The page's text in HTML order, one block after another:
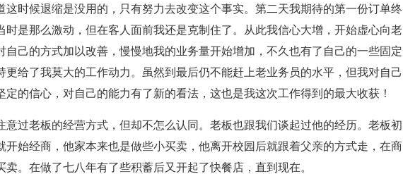
这时候退缩是没用的，只有努力去改变这个事实。第二天我期待的第一份订单终
时是那么激动，但在客人面前我还是克制住了。从此我信心大增，开始虚心向老
自己的方式加以改善，慢慢地我的业务量开始增加，不久也有了自己的一些固定
更给了我莫大的工作动力。虽然到最后仍不能赶上老业务员的水平，但我对自己
定的信心，对自己的能力有了新的看法，这也是我这次工作得到的最大收获！
老板的经营方式，但却不怎么认同。老板也跟我们谈起过他的经历。老板初
开始经商，他家本来也是做些小买卖，他离开校园后就跟着父亲的方式走，在商
卖。在做了七八年有了些积蓄后又开起了快餐店，直到现在。